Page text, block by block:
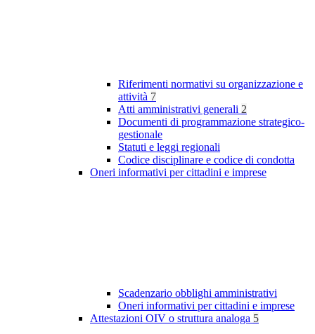
Riferimenti normativi su organizzazione e
attività 7
Atti amministrativi generali 2
Documenti di programmazione strategico-
gestionale
Statuti e leggi regionali
Codice disciplinare e codice di condotta
Oneri informativi per cittadini e imprese
Scadenzario obblighi amministrativi
Oneri informativi per cittadini e imprese
Attestazioni OIV o struttura analoga 5